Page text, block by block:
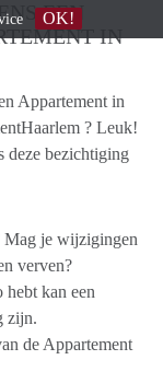
EEN
IN
Appartement in
? Leuk!
deze bezichtiging
Mag je wijzigingen
verven?
hebt kan een
zijn.
de Appartement
OK!